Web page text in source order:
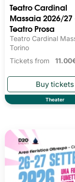
Teatro Cardinal
Massaia 2026/27
Teatro Prosa
Teatro Cardinal
Torino
Tickets from
Theater